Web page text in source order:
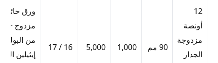
12
أونصة
مزدوجة
الجدار
90 مم 1,000
5,000
16 / 17
ورق حائط
مزدوج +
من البولي
إيثيلين